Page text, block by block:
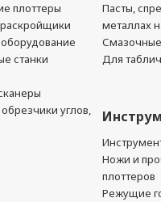
плоттеры
станки
углов,
Пасты,
металлах
Для
Ножи и
плоттеров
Режущие